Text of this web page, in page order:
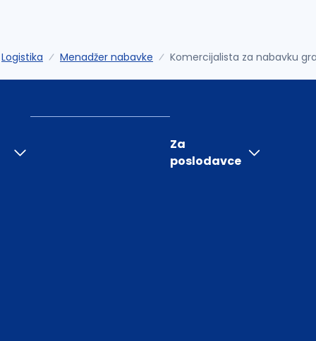
Logistika Menadžer nabavke Komercijalista za nabavku
Za
poslodavce